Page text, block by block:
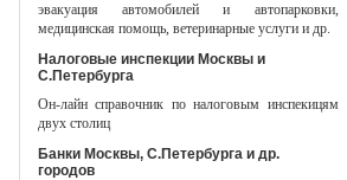
эвакуация автомобилей и автопарковки,
медицинская помощь, ветеринарные услуги и др.
Налоговые инспекции Москвы и
С.Петербурга
Он-лайн справочник по налоговым инспекицям
двух столиц
Банки Москвы, С.Петербурга и др.
городов